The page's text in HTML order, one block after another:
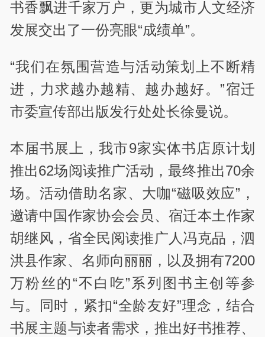
书香飘进千家万户，更为城市人文经济
发展交出了一份亮眼“成绩单”。
“我们在氛围营造与活动策划上不断精
进，力求越办越精、越办越好。”宿迁
市委宣传部出版发行处处长徐曼说。
本届书展上，我市9家实体书店原计划
推出62场阅读推广活动，最终推出70余
场。活动借助名家、大咖“磁吸效应”，
邀请中国作家协会会员、宿迁本土作家
胡继风，省全民阅读推广人冯克品，泗
洪县作家、名师向丽丽，以及拥有7200
万粉丝的“不白吃”系列图书主创等参
与。同时，紧扣“全龄友好”理念，结合
书展主题与读者需求，推出好书推荐、